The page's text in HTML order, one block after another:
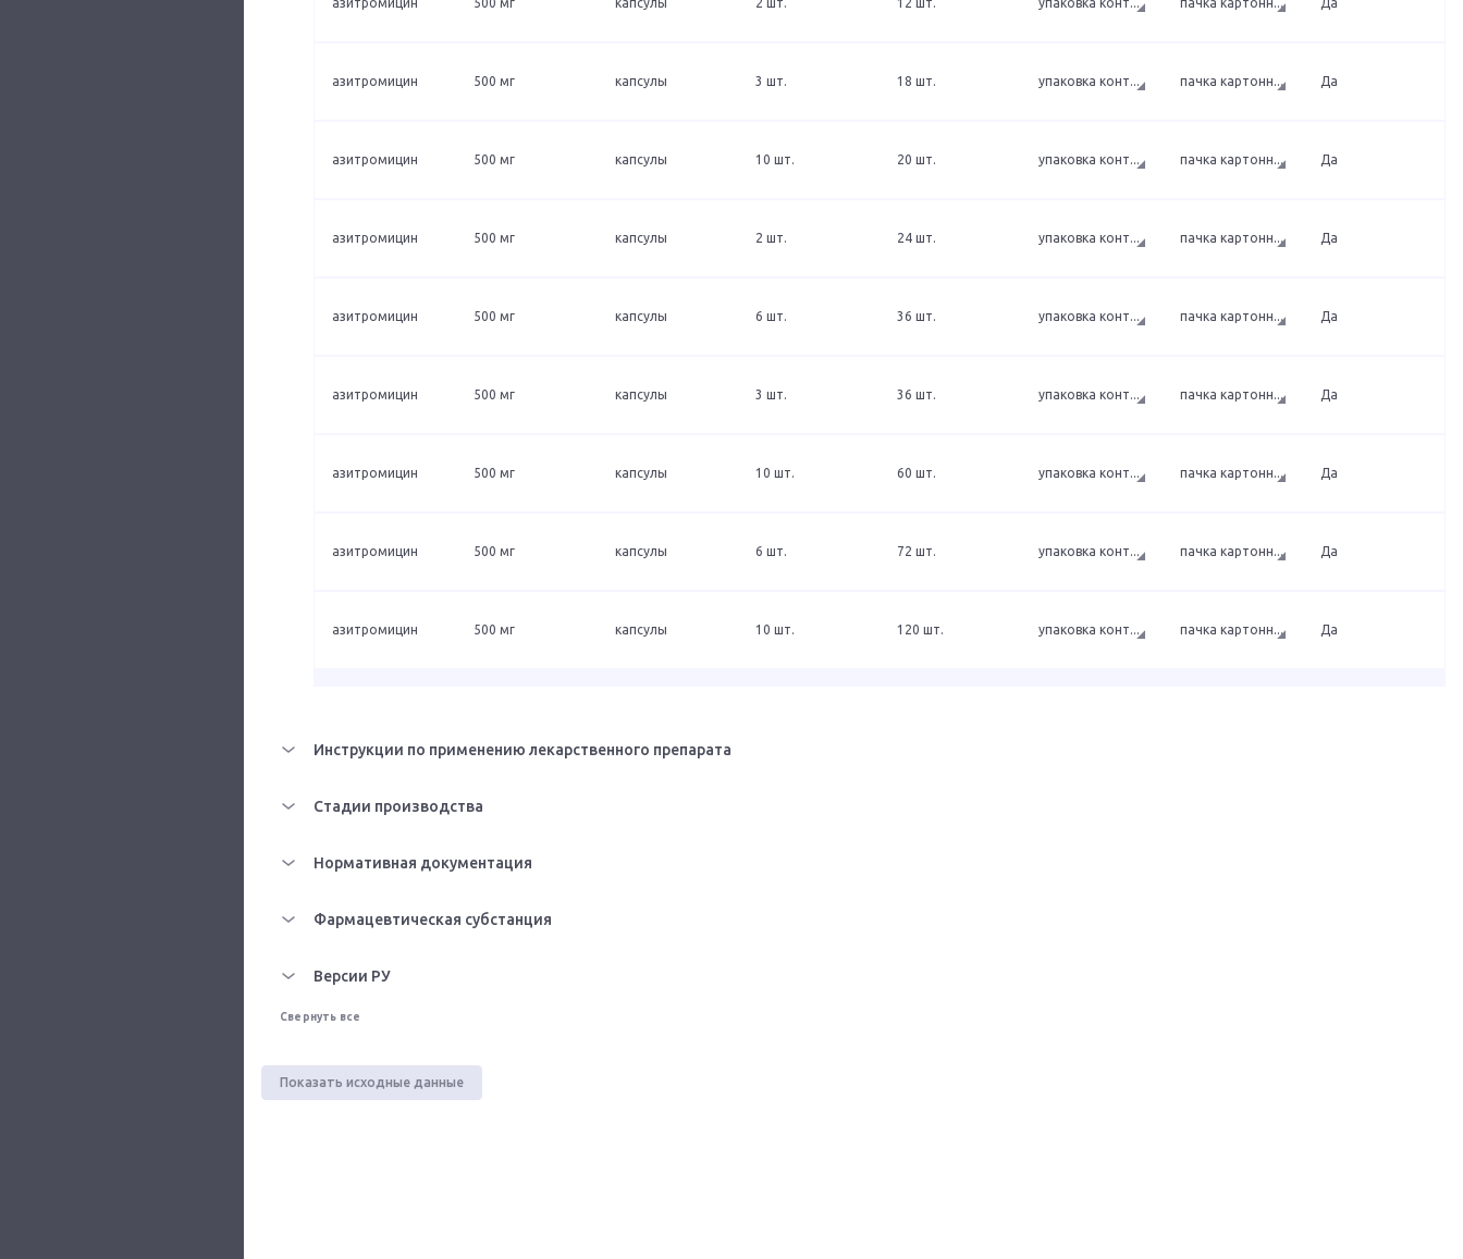
азитромицин 500 мг капсулы 3 шт. 18 шт. упаковка конт... пачка картонн... Да
азитромицин 500 мг капсулы 10 шт. 20 шт. упаковка конт... пачка картонн... Да
азитромицин 500 мг капсулы 2 шт. 24 шт. упаковка конт... пачка картонн... Да
азитромицин 500 мг капсулы 6 шт. 36 шт. упаковка конт... пачка картонн... Да
азитромицин 500 мг капсулы 3 шт. 36 шт. упаковка конт... пачка картонн... Да
азитромицин 500 мг капсулы 10 шт. 60 шт. упаковка конт... пачка картонн... Да
азитромицин 500 мг капсулы 6 шт. 72 шт. упаковка конт... пачка картонн... Да
азитромицин 500 мг капсулы 10 шт. 120 шт. упаковка конт... пачка картонн... Да
Инструкции по применению лекарственного препарата
Стадии производства
Нормативная документация
Фармацевтическая субстанция
Версии РУ
Свернуть все
Показать исходные данные